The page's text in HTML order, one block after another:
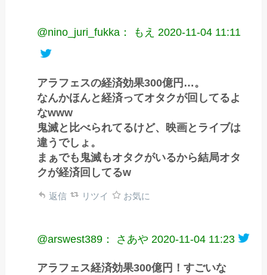
@nino_juri_fukka： もえ 2020-11-04 11:11
アラフェスの経済効果300億円…。
なんかほんと経済ってオタクが回してるよ
なwww
鬼滅と比べられてるけど、映画とライブは
違うでしょ。
まぁでも鬼滅もオタクがいるから結局オタ
クが経済回してるw
返信 リツイ お気に
@arswest389： さあや 2020-11-04 11:23
アラフェス経済効果300億円！すごいな